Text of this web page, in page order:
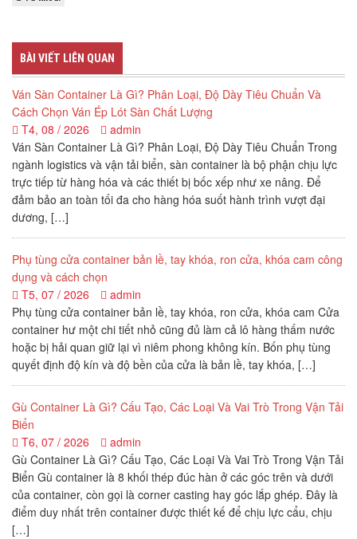
BÀI VIẾT LIÊN QUAN
Ván Sàn Container Là Gì? Phân Loại, Độ Dày Tiêu Chuẩn Và
Cách Chọn Ván Ép Lót Sàn Chất Lượng
T4, 08 / 2026
admin
Ván Sàn Container Là Gì? Phân Loại, Độ Dày Tiêu Chuẩn Trong
ngành logistics và vận tải biển, sàn container là bộ phận chịu lực
trực tiếp từ hàng hóa và các thiết bị bốc xếp như xe nâng. Để
đảm bảo an toàn tối đa cho hàng hóa suốt hành trình vượt đại
dương, […]
Phụ tùng cửa container bản lề, tay khóa, ron cửa, khóa cam công
dụng và cách chọn
T5, 07 / 2026
admin
Phụ tùng cửa container bản lề, tay khóa, ron cửa, khóa cam Cửa
container hư một chi tiết nhỏ cũng đủ làm cả lô hàng thấm nước
hoặc bị hải quan giữ lại vì niêm phong không kín. Bốn phụ tùng
quyết định độ kín và độ bền của cửa là bản lề, tay khóa, […]
Gù Container Là Gì? Cấu Tạo, Các Loại Và Vai Trò Trong Vận Tải
Biển
T6, 07 / 2026
admin
Gù Container Là Gì? Cấu Tạo, Các Loại Và Vai Trò Trong Vận Tải
Biển Gù container là 8 khối thép đúc hàn ở các góc trên và dưới
của container, còn gọi là corner casting hay góc lắp ghép. Đây là
điểm duy nhất trên container được thiết kế để chịu lực cẩu, chịu
[…]